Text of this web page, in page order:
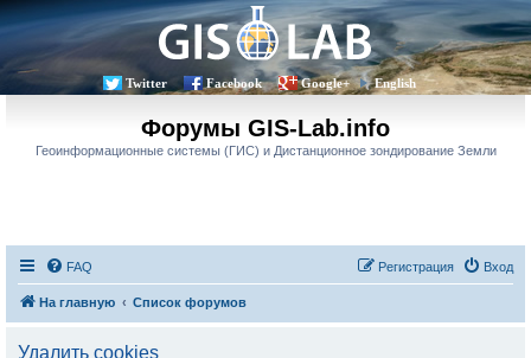
Twitter Facebook Google+ English
Форумы GIS-Lab.info
Геоинформационные системы (ГИС) и Дистанционное зондирование Земли
FAQ Вход
Регистрация
На главную Список форумов
Удалить cookies